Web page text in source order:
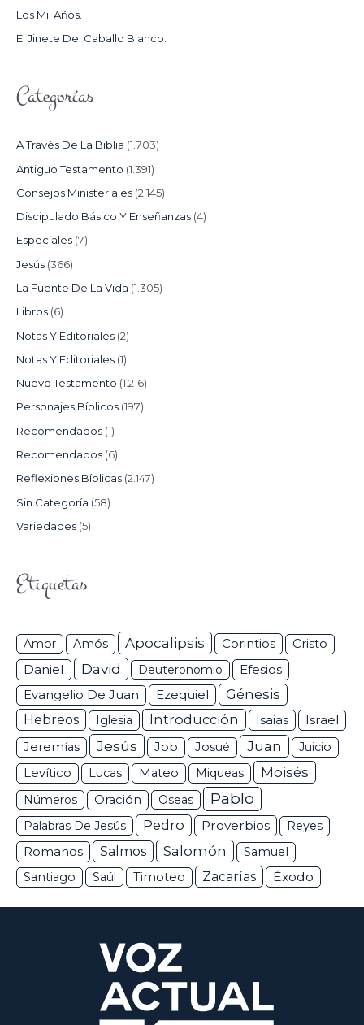
:Los Mil Años.
El Jinete Del Caballo Blanco.
Categorías
A Través De La Biblia (1.703)
Antiguo Testamento (1.391)
Consejos Ministeriales (2.145)
Discipulado Básico Y Enseñanzas (4)
Especiales (7)
Jesús (366)
La Fuente De La Vida (1.305)
Libros (6)
Notas Y Editoriales (2)
Notas Y Editoriales (1)
Nuevo Testamento (1.216)
Personajes Bíblicos (197)
Recomendados (1)
Recomendados (6)
Reflexiones Bíblicas (2.147)
Sin Categoría (58)
Variedades (5)
Etiquetas
Amor Amós Apocalipsis Corintios Cristo
Daniel David Deuteronomio Efesios
Evangelio De Juan Ezequiel
Génesis
Hebreos
Iglesia Introducción Isaias Israel
Jeremías Jesús Job Josué Juan
Juicio
Levítico
Lucas Mateo Miqueas Moisés
Números Oración Oseas Pablo
Palabras De Jesús Pedro Proverbios Reyes
Romanos Salmos Salomón
Samuel
Santiago
Saúl Timoteo Zacarías Éxodo